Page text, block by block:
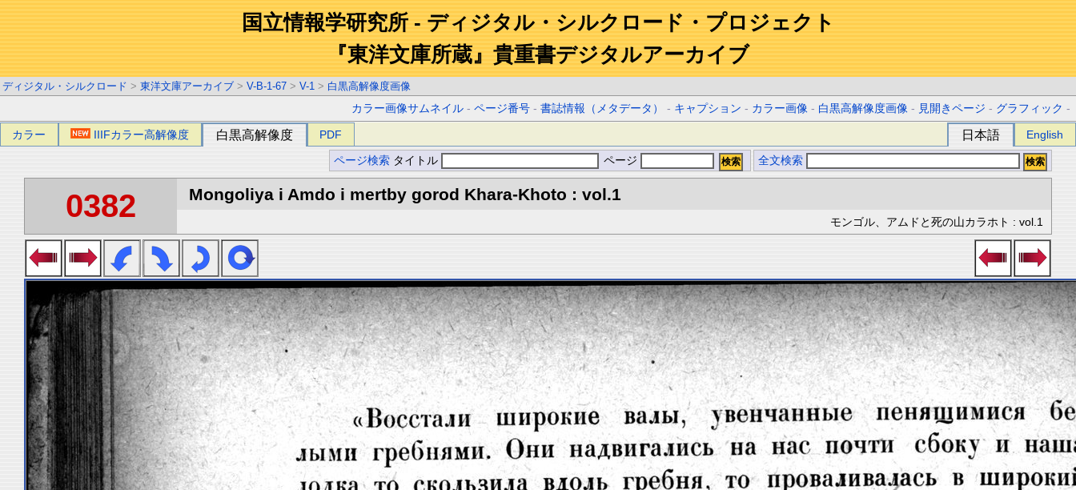
国立情報学研究所 - ディジタル・シルクロード・プロジェクト
『東洋文庫所蔵』貴重書デジタルアーカイブ
ディジタル・シルクロード > 東洋文庫アーカイブ > V-B-1-67 > V-1 > 白黒高解像度画像
カラー画像サムネイル -ページ番号 -書誌情報（メタデータ） - キャプション - カラー画像 - 白黒高解像度画像 - 見開きページ - グラフィック -
カラー IIIFカラー高解像度 白黒高解像度 PDF 日本語 English
ページ検索 タイトル ページ 全文検索
0382 Mongoliya i Amdo i mertby gorod Khara-Khoto : vol.1
モンゴル、アムドと死の山カラホト : vol.1